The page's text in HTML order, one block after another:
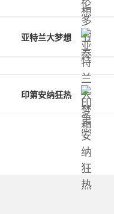
亚特兰大梦想
印第安纳狂热